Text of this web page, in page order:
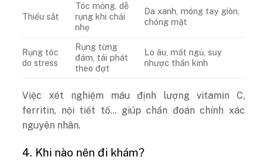
Thiếu sắt
Tóc mỏng, dễ
rụng khi chải
nhẹ
Da xanh, móng tay giòn,
chóng mặt
Rụng tóc
do stress
Rụng từng
đám, tái phát
theo đợt
Lo âu, mất ngủ, suy
nhược thần kinh
Việc xét nghiệm máu định lượng vitamin C,
ferritin, nội tiết tố… giúp chẩn đoán chính xác
nguyên nhân.
4. Khi nào nên đi khám?